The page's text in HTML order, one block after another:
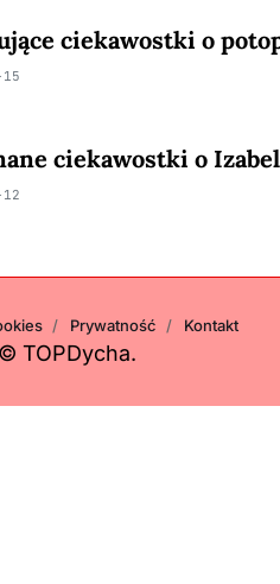
ciekawostki o
ciekawostki o
TOPDycha.
Prywatność Kontakt